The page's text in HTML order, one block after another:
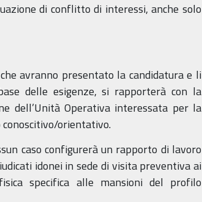
di conflitto di interessi, anche solo
avranno presentato la candidatura e li
delle esigenze, si rapporterà con la
dell’Unità Operativa interessata per la
orientativo.
caso configurerà un rapporto di lavoro
idonei in sede di visita preventiva ai
specifica alle mansioni del profilo